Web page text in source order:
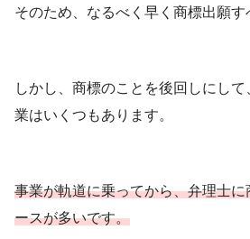
そのため、なるべく早く商標出願す
しかし、商標のことを後回しにし
業はいくつもあります。
事業が軌道に乗ってから、弁理士
ースが多いです。